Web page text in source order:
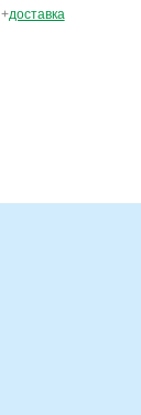
+доставка